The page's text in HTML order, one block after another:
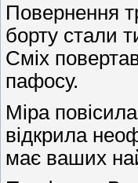
Повернення
борту стали
Сміх
пафосу.
Міра
відкрила
має ваших